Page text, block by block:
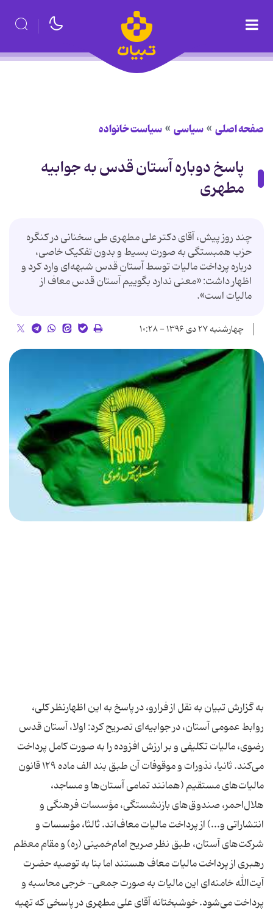
صفحه اصلی سیاسی سیاست خانواده
پاسخ دوباره آستان قدس به جوابیه
مطهری
چند روز پیش، آقای دکتر علی مطهری طی سخنانی در کنگره
حزب همبستگی به صورت بسیط و بدون تفکیک خاصی،
درباره پرداخت مالیات توسط آستان قدس شبهه‌ای وارد کرد و
اظهار داشت: «معنی ندارد بگوییم آستان قدس معاف از
مالیات است».
چهارشنبه ۲۷ دی ۱۳۹۶ - ۱۰:۲۸
به گزارش تبیان به نقل از فرارو، در پاسخ به این اظهارنظر کلی،
روابط عمومی آستان، در جوابیه‌ای تصریح کرد: اولا، آستان قدس
رضوی، مالیات تکلیفی و بر ارزش افزوده را به صورت کامل پرداخت
می‌کند. ثانیا، نذورات و موقوفات آن طبق بند الف ماده ١٢٩ قانون
مالیات‌های مستقیم (همانند تمامی آستان‌ها و مساجد،
هلال‌احمر، صندوق‌های بازنشستگی، مؤسسات فرهنگی و
انتشاراتی و...) از پرداخت مالیات معاف‌اند. ثالثا، مؤسسات و
شرکت‌های آستان، طبق نظر صریح امام‌خمینی (ره) و مقام معظم
رهبری از پرداخت مالیات معاف هستند اما بنا به توصیه حضرت
آیت‌الله خامنه‌ای این مالیات به صورت جمعی- خرجی محاسبه و
پرداخت می‌شود. خوشبختانه آقای علی مطهری در پاسخی که تهیه